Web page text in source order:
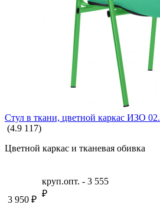
Стул в ткани, цветной каркас ИЗО
(4.9 117)
Цветной каркас и тканевая обивка
3 950 ₽
круп.опт. - 3 555
₽